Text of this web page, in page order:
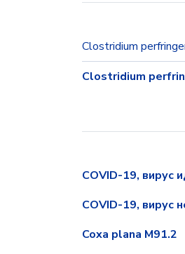
Clostridium
Clostridium
COVID-19, вирус
COVID-19, вирус
Coxa plana M91.2